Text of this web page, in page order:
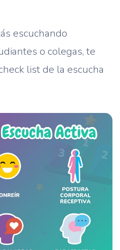
escuchando
o colegas, te
list de la escucha